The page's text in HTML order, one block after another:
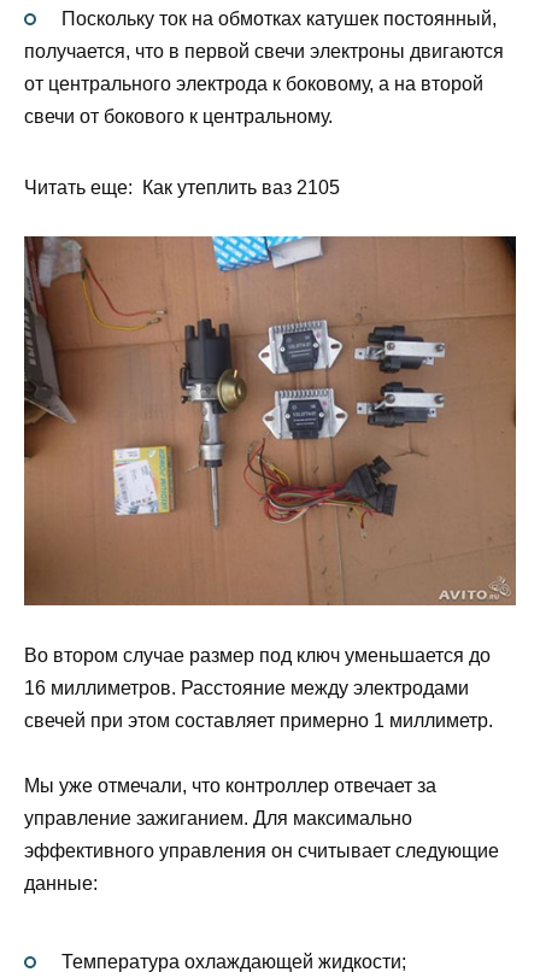
Поскольку ток на обмотках катушек постоянный,
получается, что в первой свечи электроны двигаются
от центрального электрода к боковому, а на второй
свечи от бокового к центральному.
Читать еще: Как утеплить ваз 2105
Во втором случае размер под ключ уменьшается до
16 миллиметров. Расстояние между электродами
свечей при этом составляет примерно 1 миллиметр.
Мы уже отмечали, что контроллер отвечает за
управление зажиганием. Для максимально
эффективного управления он считывает следующие
данные:
Температура охлаждающей жидкости;